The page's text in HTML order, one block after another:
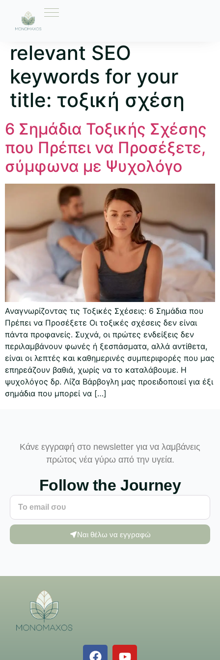
Ετικέτα:
relevant SEO
keywords for your
title: τοξική σχέση
6 Σημάδια Τοξικής Σχέσης
που Πρέπει να Προσέξετε,
σύμφωνα με Ψυχολόγο
Αναγνωρίζοντας τις Τοξικές Σχέσεις: 6 Σημάδια που
Πρέπει να Προσέξετε Οι τοξικές σχέσεις δεν είναι
πάντα προφανείς. Συχνά, οι πρώτες ενδείξεις δεν
περιλαμβάνουν φωνές ή ξεσπάσματα, αλλά αντίθετα,
είναι οι λεπτές και καθημερινές συμπεριφορές που μας
επηρεάζουν βαθιά, χωρίς να το καταλάβουμε. Η
ψυχολόγος δρ. Λίζα Βάρβογλη μας προειδοποιεί για έξι
σημάδια που μπορεί να […]
Κάνε εγγραφή στο newsletter για να λαμβάνεις
πρώτος νέα γύρω από την υγεία.
Follow the Journey
Ναι θέλω να εγγραφώ